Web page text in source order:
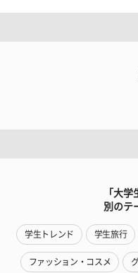
「大
別のテ
学生トレンド 学生旅行
ファッション・コスメ